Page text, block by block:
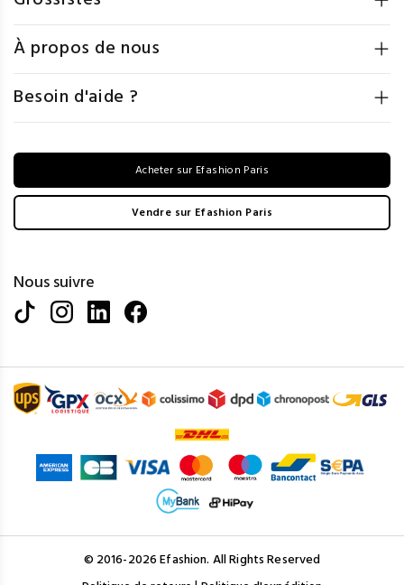
À propos de nous
Besoin d'aide ?
Acheter sur Efashion Paris
Vendre sur Efashion Paris
Nous suivre
© 2016-2026 Efashion. All Rights Reserved